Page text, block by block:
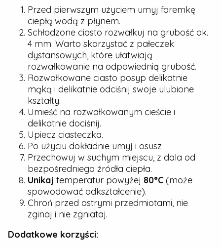
Przed pierwszym użyciem umyj foremkę
ciepłą wodą z płynem.
Schłodzone ciasto rozwałkuj na grubość ok.
4 mm. Warto skorzystać z pałeczek
dystansowych, które ułatwiają
rozwałkowanie na odpowiednią grubość.
Rozwałkowane ciasto posyp delikatnie
mąką i delikatnie odciśnij swoje ulubione
kształty.
Umieść na rozwałkowanym cieście i
delikatnie dociśnij.
Upiecz ciasteczka.
Po użyciu dokładnie umyj i osusz
Przechowuj w suchym miejscu, z dala od
bezpośredniego źródła ciepła.
Unikaj temperatur powyżej 80°C (może
spowodować odkształcenie).
Chroń przed ostrymi przedmiotami, nie
zginaj i nie zgniataj.
Dodatkowe korzyści: